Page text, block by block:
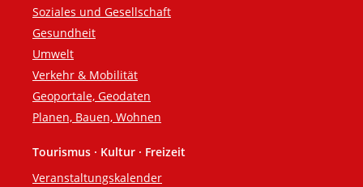
Soziales und Gesellschaft
Gesundheit
Umwelt
Verkehr & Mobilität
Geoportale, Geodaten
Planen, Bauen, Wohnen
Tourismus · Kultur · Freizeit
Veranstaltungskalender